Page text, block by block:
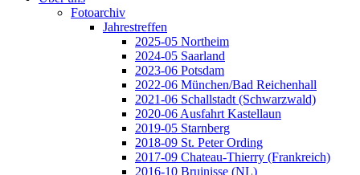
Fotoarchiv
Jahrestreffen
2025-05 Northeim
2024-05 Saarland
2023-06 Potsdam
2022-06 München/Bad Reichenhall
2021-06 Schallstadt (Schwarzwald)
2020-06 Ausfahrt Kastellaun
2019-05 Starnberg
2018-09 St. Peter Ording
2017-09 Chateau-Thierry (Frankreich)
2016-10 Bruinisse (NL)